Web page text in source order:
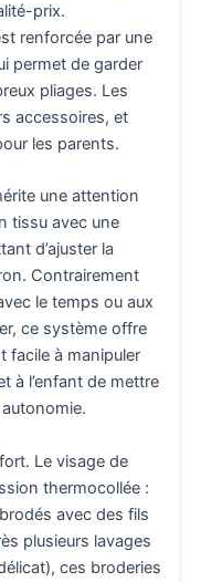
prix.
renforcée par une
permet de garder
pliages. Les
accessoires, et
les parents.
une attention
tissu avec une
d’ajuster la
Contrairement
le temps ou aux
ce système offre
facile à manipuler
à l’enfant de mettre
Le visage de
thermocollée :
avec des fils
plusieurs lavages
ces broderies